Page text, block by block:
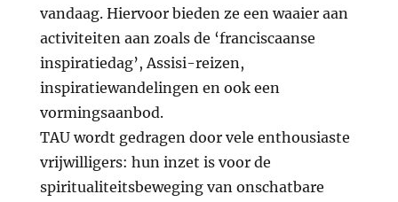
vandaag. Hiervoor bieden ze een waaier aan
activiteiten aan zoals de ‘franciscaanse
inspiratiedag’, Assisi-reizen,
inspiratiewandelingen en ook een
vormingsaanbod.
TAU wordt gedragen door vele enthousiaste
vrijwilligers: hun inzet is voor de
spiritualiteitsbeweging van onschatbare